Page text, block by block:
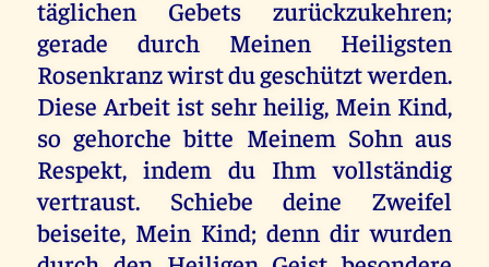
täglichen Gebets zurückzukehren;
gerade durch Meinen Heiligsten
Rosenkranz wirst du geschützt werden.
Diese Arbeit ist sehr heilig, Mein Kind,
so gehorche bitte Meinem Sohn aus
Respekt, indem du Ihm vollständig
vertraust. Schiebe deine Zweifel
beiseite, Mein Kind; denn dir wurden